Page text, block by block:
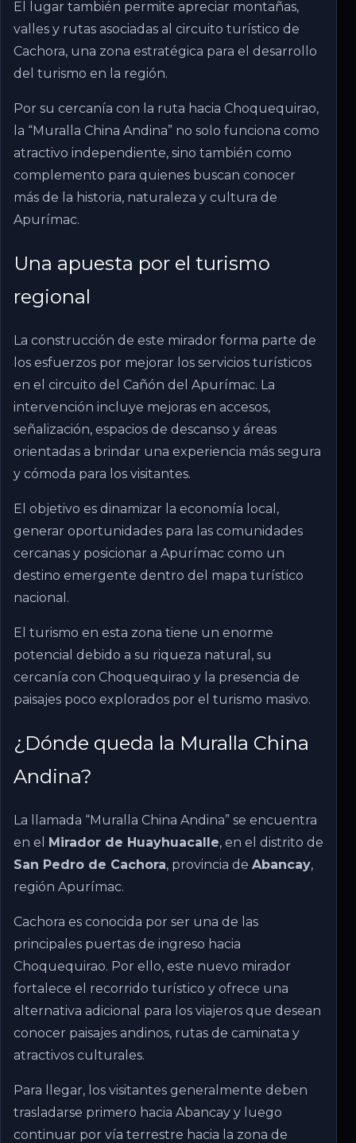
El lugar también permite apreciar montañas,
valles y rutas asociadas al circuito turístico de
Cachora, una zona estratégica para el desarrollo
del turismo en la región.
Por su cercanía con la ruta hacia Choquequirao,
la “Muralla China Andina” no solo funciona como
atractivo independiente, sino también como
complemento para quienes buscan conocer
más de la historia, naturaleza y cultura de
Apurímac.
Una apuesta por el turismo
regional
La construcción de este mirador forma parte de
los esfuerzos por mejorar los servicios turísticos
en el circuito del Cañón del Apurímac. La
intervención incluye mejoras en accesos,
señalización, espacios de descanso y áreas
orientadas a brindar una experiencia más segura
y cómoda para los visitantes.
El objetivo es dinamizar la economía local,
generar oportunidades para las comunidades
cercanas y posicionar a Apurímac como un
destino emergente dentro del mapa turístico
nacional.
El turismo en esta zona tiene un enorme
potencial debido a su riqueza natural, su
cercanía con Choquequirao y la presencia de
paisajes poco explorados por el turismo masivo.
¿Dónde queda la Muralla China
Andina?
La llamada “Muralla China Andina” se encuentra
en el Mirador de Huayhuacalle, en el distrito de
San Pedro de Cachora, provincia de Abancay,
región Apurímac.
Cachora es conocida por ser una de las
principales puertas de ingreso hacia
Choquequirao. Por ello, este nuevo mirador
fortalece el recorrido turístico y ofrece una
alternativa adicional para los viajeros que desean
conocer paisajes andinos, rutas de caminata y
atractivos culturales.
Para llegar, los visitantes generalmente deben
trasladarse primero hacia Abancay y luego
continuar por vía terrestre hacia la zona de